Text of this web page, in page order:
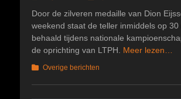
Door de zilveren medaille van Dion
weekend staat de teller inmiddels op 30
behaald tijdens nationale
de oprichting van LTPH. Meer lezen…
Categorieën
Overige berichten